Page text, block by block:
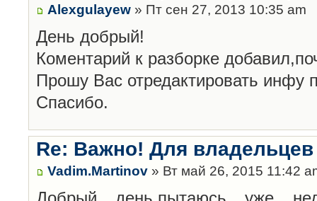
Alexgulayew » Пт сен 27, 2013 10:35 am
День добрый!
Коментарий к разборке
Прошу Вас отредактировать инфу
Спасибо.
Re: Важно! Для владельцев
Vadim.Martinov » Вт май 26, 2015 11:42